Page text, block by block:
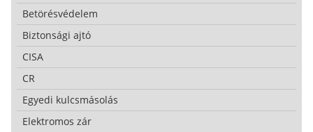
Betörésvédelem
Biztonsági ajtó
CISA
CR
Egyedi kulcsmásolás
Elektromos zár